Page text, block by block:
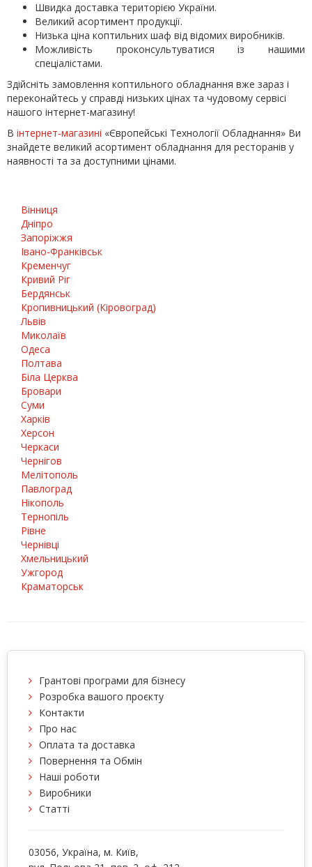
Швидка доставка територією України.
Великий асортимент продукції.
Низька ціна коптильних шаф від відомих виробників.
Можливість проконсультуватися із нашими
спеціалістами.
Здійсніть замовлення коптильного обладнання вже зараз і
переконайтесь у справді низьких цінах та чудовому сервісі
нашого інтернет-магазину!
В інтернет-магазині «Європейські Технології Обладнання» Ви
знайдете великий асортимент обладнання для ресторанів у
наявності та за доступними цінами.
Вінниця
Дніпро
Запоріжжя
Івано-Франківськ
Кременчуг
Кривий Ріг
Бердянськ
Кропивницький (Кіровоград)
Львів
Миколаїв
Одеса
Полтава
Біла Церква
Бровари
Суми
Харків
Херсон
Черкаси
Чернігов
Мелітополь
Павлоград
Нікополь
Тернопіль
Рівне
Чернівці
Хмельницький
Ужгород
Краматорськ
Грантові програми для бізнесу
Розробка вашого проєкту
Контакти
Про нас
Оплата та доставка
Повернення та Обмін
Наші роботи
Виробники
Статті
03056, Україна, м. Київ,